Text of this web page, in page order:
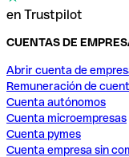
en Trustpilot
CUENTAS DE
Abrir cuenta de
Remuneración de
Cuenta autónomos
Cuenta microempresas
Cuenta pymes
Cuenta empresa sin